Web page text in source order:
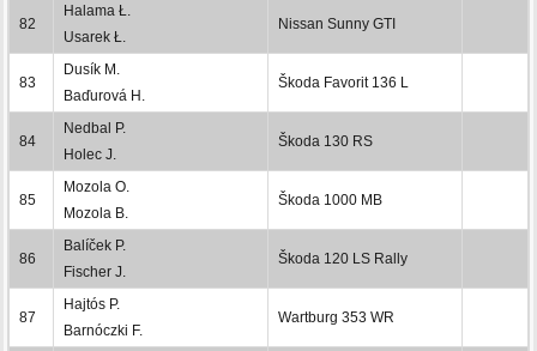
82
Halama Ł.
Usarek Ł.
Nissan Sunny GTI
83
Dusík M.
Baďurová H.
Škoda Favorit 136 L
84
Nedbal P.
Holec J.
Škoda 130 RS
85
Mozola O.
Mozola B.
Škoda 1000 MB
86
Balíček P.
Fischer J.
Škoda 120 LS Rally
87
Hajtós P.
Barnóczki F.
Wartburg 353 WR